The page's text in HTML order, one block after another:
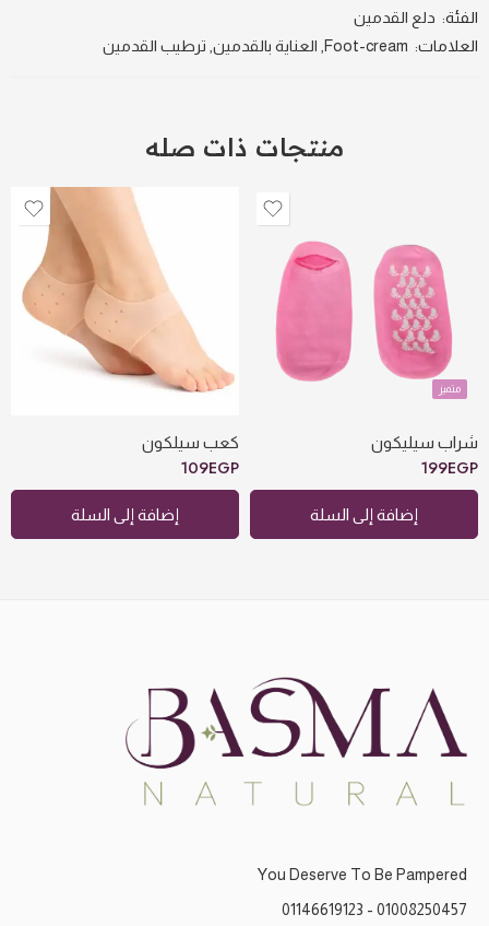
الفئة: دلع القدمين
العلامات: Foot-cream
, العناية بالقدمين, ترطيب القدمين
منتجات ذات صله
شراب سيليكون
متميز
199EGP
إضافة إلى السلة
كعب سيلكون
109EGP
إضافة إلى السلة
You Deserve To Be Pampered
01008250457 - 01146619123